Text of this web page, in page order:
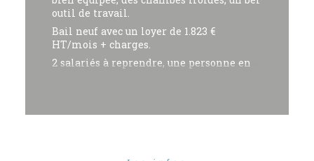
outil de travail.
Bail neuf avec un loyer de 1.823 €
HT/mois + charges.
2 salariés à reprendre, une personne en
couple dont l'un serait Chef cuisinier.